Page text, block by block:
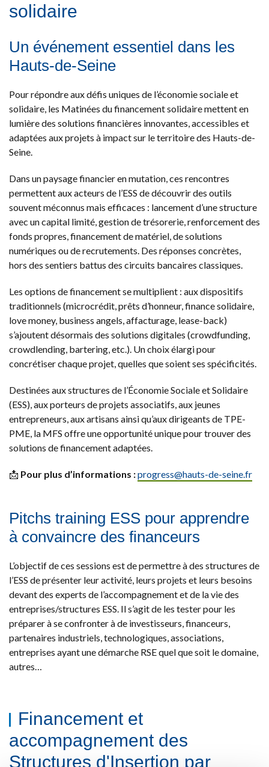
solidaire
Un événement essentiel dans les
Hauts-de-Seine
Pour répondre aux défis uniques de l’économie sociale et
solidaire, les Matinées du financement solidaire mettent en
lumière des solutions financières innovantes, accessibles et
adaptées aux projets à impact sur le territoire des Hauts-de-
Seine.
Dans un paysage financier en mutation, ces rencontres
permettent aux acteurs de l’ESS de découvrir des outils
souvent méconnus mais efficaces : lancement d’une structure
avec un capital limité, gestion de trésorerie, renforcement des
fonds propres, financement de matériel, de solutions
numériques ou de recrutements. Des réponses concrètes,
hors des sentiers battus des circuits bancaires classiques.
Les options de financement se multiplient : aux dispositifs
traditionnels (microcrédit, prêts d’honneur, finance solidaire,
love money, business angels, affacturage, lease-back)
s’ajoutent désormais des solutions digitales (crowdfunding,
crowdlending, bartering, etc.). Un choix élargi pour
concrétiser chaque projet, quelles que soient ses spécificités.
Destinées aux structures de l’Économie Sociale et Solidaire
(ESS), aux porteurs de projets associatifs, aux jeunes
entrepreneurs, aux artisans ainsi qu’aux dirigeants de TPE-
PME, la MFS offre une opportunité unique pour trouver des
solutions de financement adaptées.
📩 Pour plus d’informations :progress@hauts-de-seine.fr
Pitchs training ESS pour apprendre
à convaincre des financeurs
L’objectif de ces sessions est de permettre à des structures de
l’ESS de présenter leur activité, leurs projets et leurs besoins
devant des experts de l’accompagnement et de la vie des
entreprises/structures ESS. Il s’agit de les tester pour les
préparer à se confronter à de investisseurs, financeurs,
partenaires industriels, technologiques, associations,
entreprises ayant une démarche RSE quel que soit le domaine,
autres…
Financement et
accompagnement des
Structures d'Insertion par